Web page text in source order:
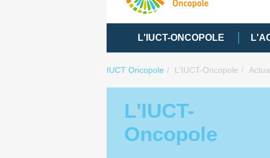
L'IUCT-ONCOPOLE
IUCT Oncopole L'IUCT-Oncopole
L'IUCT-
Oncopole